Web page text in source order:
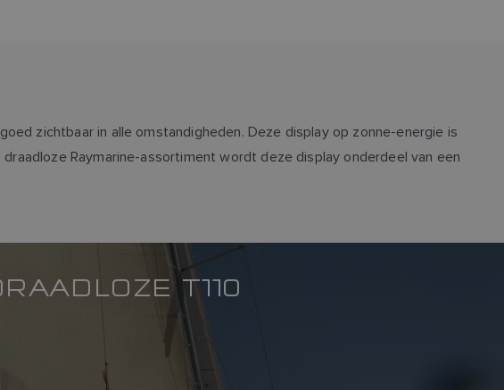
zichtbaar in alle omstandigheden. Deze display op zonne-energie is
Raymarine-assortiment wordt deze display onderdeel van een
T110